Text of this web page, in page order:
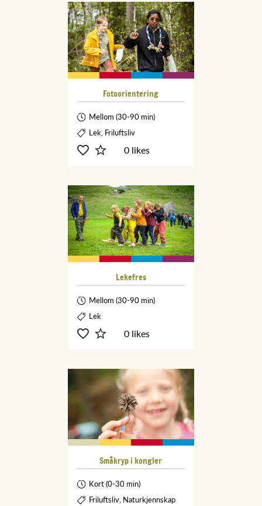
Fotoorientering
Mellom (30-90 min)
Lek, Friluftsliv
0 likes
Lekefres
Mellom (30-90 min)
Lek
0 likes
Småkryp i kongler
Kort (0-30 min)
Friluftsliv, Naturkjennskap